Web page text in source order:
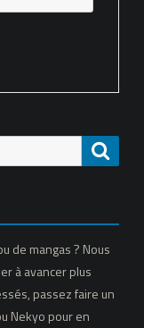
de mangas ? Nous
à avancer plus
passez faire un
Nekyo pour en